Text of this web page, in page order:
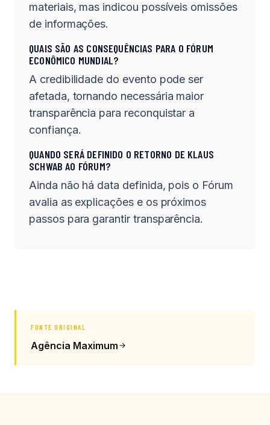
materiais, mas indicou possíveis omissões
de informações.
QUAIS SÃO AS CONSEQUÊNCIAS PARA O FÓRUM
ECONÔMICO MUNDIAL?
A credibilidade do evento pode ser
afetada, tornando necessária maior
transparência para reconquistar a
confiança.
QUANDO SERÁ DEFINIDO O RETORNO DE KLAUS
SCHWAB AO FÓRUM?
Ainda não há data definida, pois o Fórum
avalia as explicações e os próximos
passos para garantir transparência.
FONTE ORIGINAL
Agência Maximum